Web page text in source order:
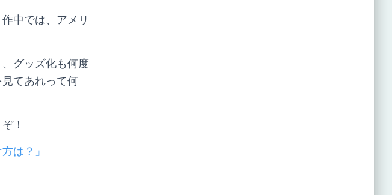
中では、アメリ
グッズ化も何度
てあれって何
！
は？」